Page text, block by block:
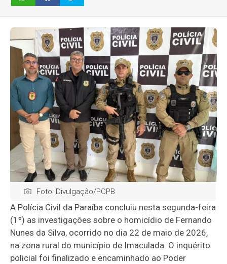
Foto: Divulgação/PCPB
A Polícia Civil da Paraíba concluiu nesta segunda-feira
(1º) as investigações sobre o homicídio de Fernando
Nunes da Silva, ocorrido no dia 22 de maio de 2026,
na zona rural do município de Imaculada. O inquérito
policial foi finalizado e encaminhado ao Poder